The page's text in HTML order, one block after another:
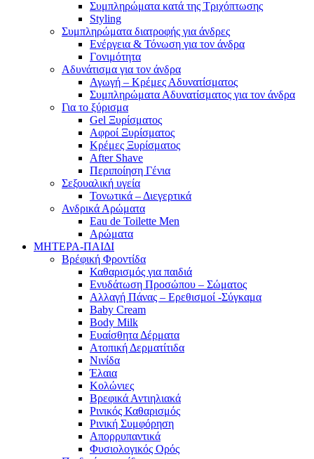
Συμπληρώματα κατά της Τριχόπτωσης
Styling
Συμπληρώματα διατροφής για άνδρες
Ενέργεια & Τόνωση για τον άνδρα
Γονιμότητα
Αδυνάτισμα για τον άνδρα
Αγωγή – Κρέμες Αδυνατίσματος
Συμπληρώματα Αδυνατίσματος για τον άνδρα
Για το ξύρισμα
Gel Ξυρίσματος
Αφροί Ξυρίσματος
Κρέμες Ξυρίσματος
After Shave
Περιποίηση Γένια
Σεξουαλική υγεία
Τονωτικά – Διεγερτικά
Ανδρικά Αρώματα
Eau de Toilette Men
Αρώματα
ΜΗΤΕΡΑ-ΠΑΙΔΙ
Βρέφική Φροντίδα
Καθαρισμός για παιδιά
Ενυδάτωση Προσώπου – Σώματος
Αλλαγή Πάνας – Ερεθισμοί -Σύγκαμα
Baby Cream
Body Milk
Ευαίσθητα Δέρματα
Ατοπική Δερματίτιδα
Νινίδα
Έλαια
Κολώνιες
Βρεφικά Αντιηλιακά
Ρινικός Καθαρισμός
Ρινική Συμφόρηση
Απορρυπαντικά
Φυσιολογικός Ορός